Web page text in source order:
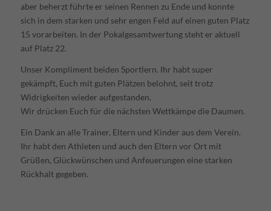
aber beherzt führte er seinen Rennen zu Ende und konnte
sich in dem starken und sehr engen Feld auf einen guten Platz
15 vorarbeiten. In der Pokalgesamtwertung steht er aktuell
auf Platz 22.
Unser Kompliment beiden Sportlern. Ihr habt super
gekämpft, Euch mit guten Plätzen belohnt, seit trotz
Widrigkeiten wieder aufgestanden.
Wir drücken Euch für die nächsten Wettkämpe die Daumen.
Ein Dank an alle Trainer, Eltern und Kinder aus dem Verein.
Ihr habt den Athleten und auch den Eltern vor Ort mit
Grüßen, Glückwünschen und Anfeuerungen eine starken
Rückhalt gegeben.